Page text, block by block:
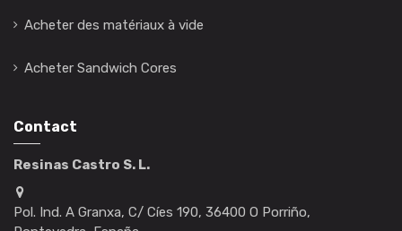
Acheter des matériaux à vide
Acheter Sandwich Cores
Contact
Resinas Castro S. L.
Pol. Ind. A Granxa, C/ Cíes 190, 36400 O Porriño,